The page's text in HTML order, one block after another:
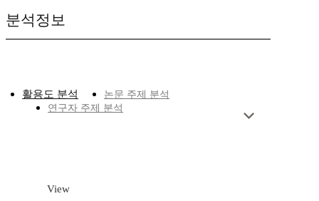
분석정보
활용도 분석
논문 주제 분석
연구자 주제 분석
View